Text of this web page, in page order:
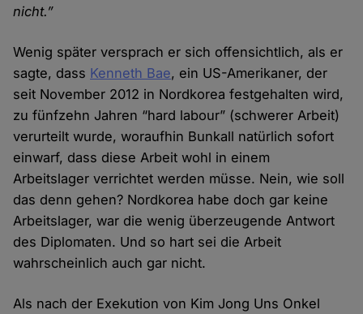
nicht.”
Wenig später versprach er sich offensichtlich, als er
sagte, dass Kenneth Bae, ein US-Amerikaner, der
seit November 2012 in Nordkorea festgehalten wird,
zu fünfzehn Jahren “hard labour” (schwerer Arbeit)
verurteilt wurde, woraufhin Bunkall natürlich sofort
einwarf, dass diese Arbeit wohl in einem
Arbeitslager verrichtet werden müsse. Nein, wie soll
das denn gehen? Nordkorea habe doch gar keine
Arbeitslager, war die wenig überzeugende Antwort
des Diplomaten. Und so hart sei die Arbeit
wahrscheinlich auch gar nicht.
Als nach der Exekution von Kim Jong Uns Onkel